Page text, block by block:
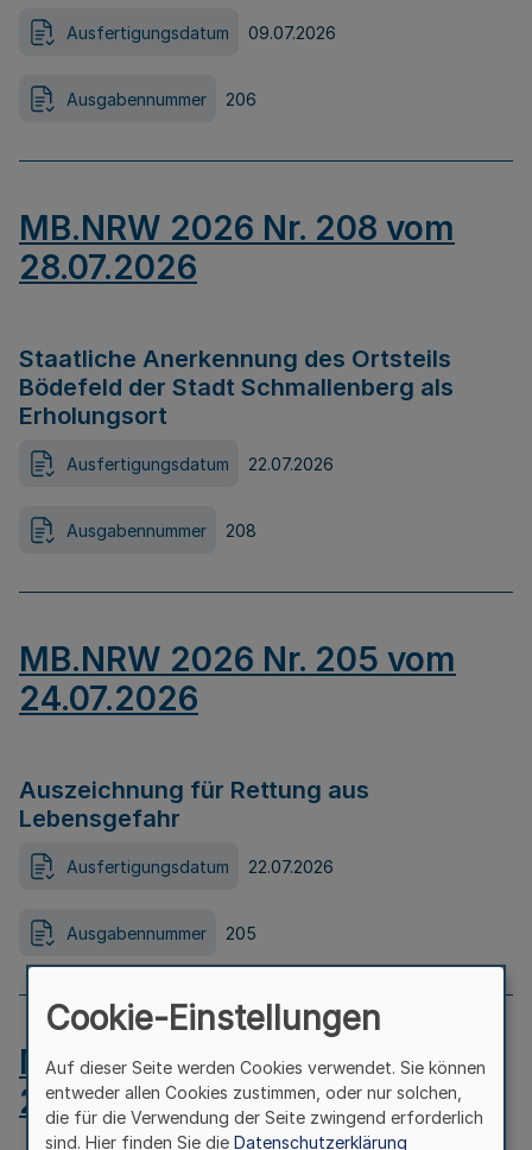
Ausfertigungsdatum 09.07.2026
Ausgabennummer 206
MB.NRW 2026 Nr. 208 vom
28.07.2026
Staatliche Anerkennung des Ortsteils
Bödefeld der Stadt Schmallenberg als
Erholungsort
Ausfertigungsdatum 22.07.2026
Ausgabennummer 208
MB.NRW 2026 Nr. 205 vom
24.07.2026
Auszeichnung für Rettung aus
Lebensgefahr
Ausfertigungsdatum 22.07.2026
Ausgabennummer 205
MB.NRW 2026 Nr. 204 vom
24.07.2026
Cookie-Einstellungen
Auf dieser Seite werden Cookies verwendet. Sie können
entweder allen Cookies zustimmen, oder nur solchen,
die für die Verwendung der Seite zwingend erforderlich
sind. Hier finden Sie die Datenschutzerklärung